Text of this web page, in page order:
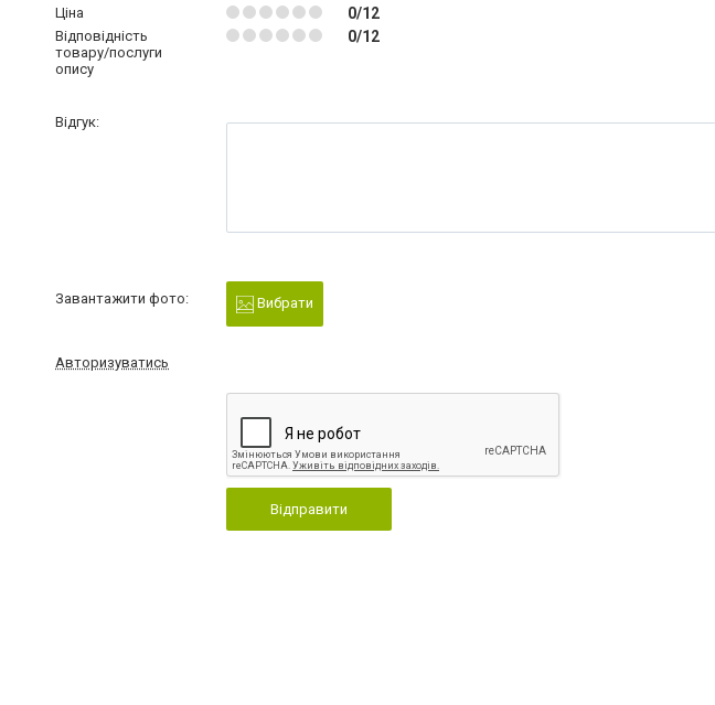
Ціна 0/12
Відповідність
товару/послуги
опису
0/12
Відгук:
Завантажити фото: Вибрати
Авторизуватись
Відправити